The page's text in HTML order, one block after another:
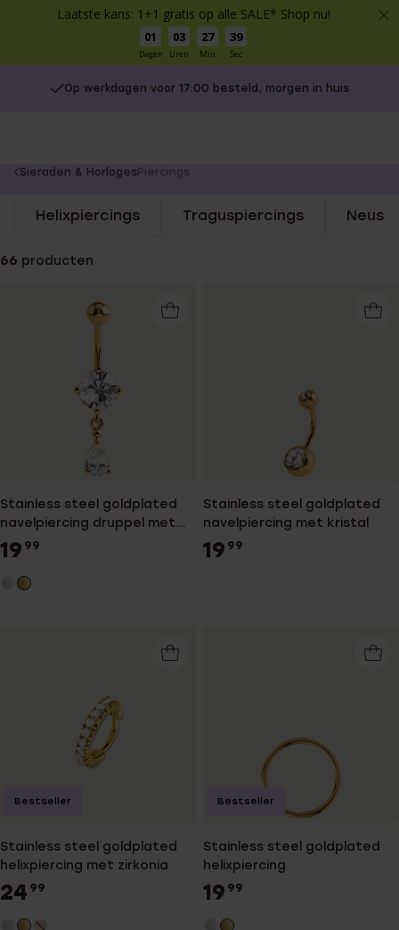
Laatste kans: 1+1 gratis op alle SALE* Shop nu!
01
Dagen
03
Uren
27
Min
38
Sec
Op werkdagen voor 17:00 besteld, morgen in huis
You
here:
Sieraden & HorlogesPiercings
Helixpiercings Traguspiercings
66 producten
Stainless steel goldplated
navelpiercing druppel met
kristal voor dames
19 99
Stainless steel goldplated
navelpiercing met kristal
19 99
Stainless steel goldplated
helixpiercing met zirkonia
24 99
Bestseller
Stainless steel goldplated
helixpiercing
19 99
Bestseller